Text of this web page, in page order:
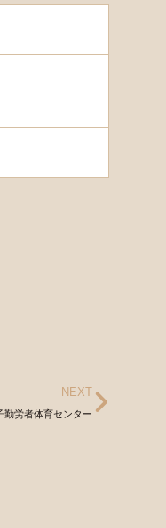
NEXT
勤労者体育センター